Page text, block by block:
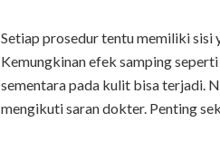
Setiap prosedur tentu memiliki sisi
Kemungkinan efek samping
sementara pada kulit bisa terjadi.
mengikuti saran dokter. Penting